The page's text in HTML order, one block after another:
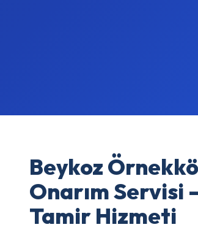
Beykoz
Onarım Servisi
Tamir Hizmeti